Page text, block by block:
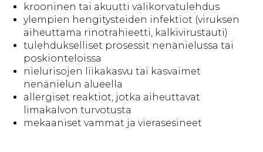
krooninen tai akuutti välikorvatulehdus
ylempien hengitysteiden infektiot (viruksen
aiheuttama rinotrahieetti, kalkivirustauti)
tulehdukselliset prosessit nenänielussa tai
poskionteloissa
nielurisojen liikakasvu tai kasvaimet
nenänielun alueella
allergiset reaktiot, jotka aiheuttavat
limakalvon turvotusta
mekaaniset vammat ja vierasesineet